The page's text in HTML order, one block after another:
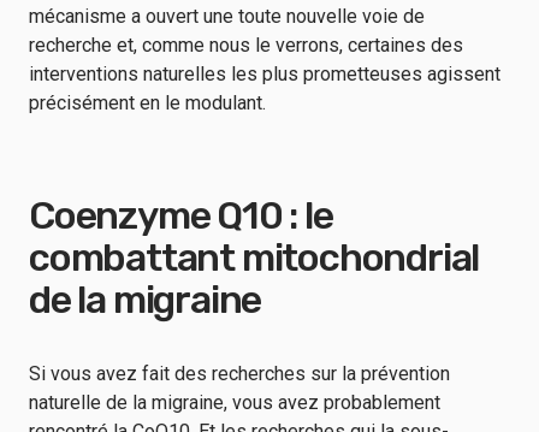
mécanisme a ouvert une toute nouvelle voie de
recherche et, comme nous le verrons, certaines des
interventions naturelles les plus prometteuses agissent
précisément en le modulant.
Coenzyme Q10 : le
combattant mitochondrial
de la migraine
Si vous avez fait des recherches sur la prévention
naturelle de la migraine, vous avez probablement